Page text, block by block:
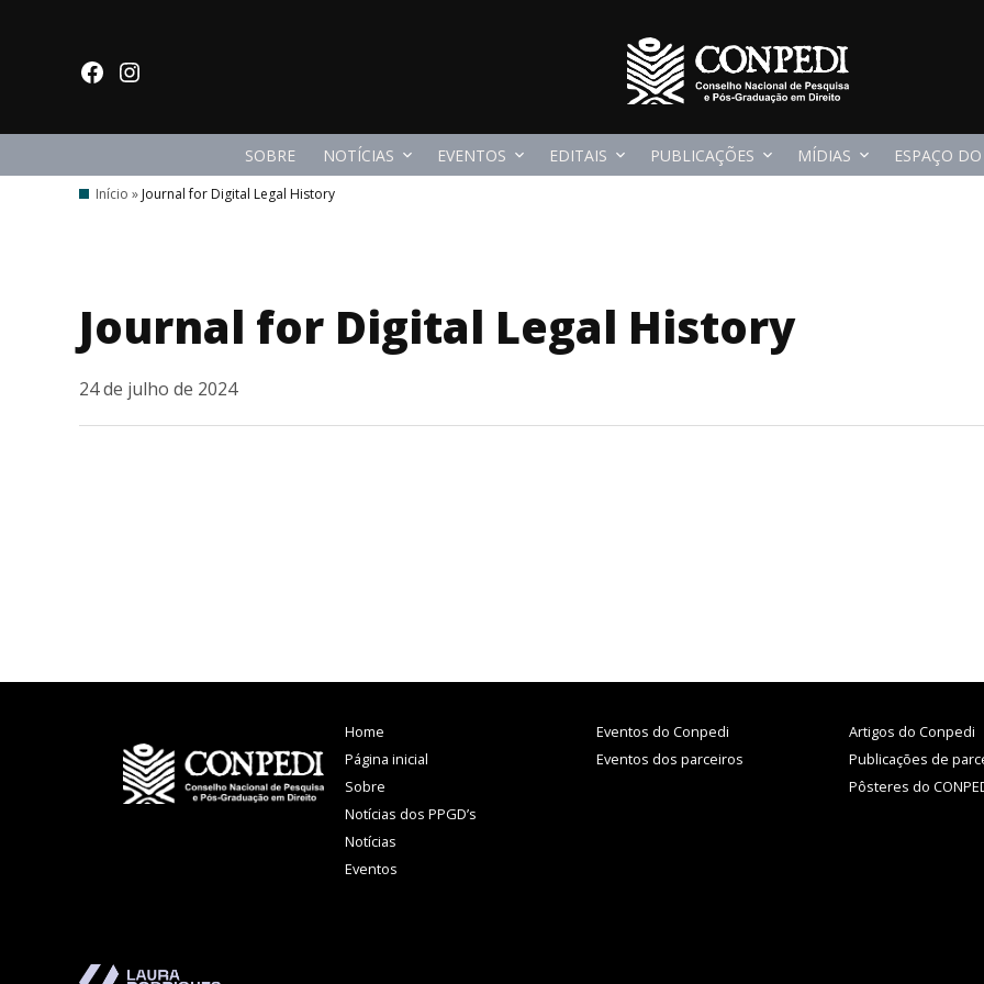
facebookInstagram
SOBRE NOTÍCIAS EVENTOS EDITAIS PUBLICAÇÕES MÍDIAS ESPAÇO
Início » Journal for Digital Legal History
Journal for Digital Legal History
24 de julho de 2024
Home
Página inicial
Sobre
Notícias dos PPGD’s
Notícias
Eventos
Eventos do Conpedi
Eventos dos parceiros
Artigos do Conpedi
Publicações de
Pôsteres do